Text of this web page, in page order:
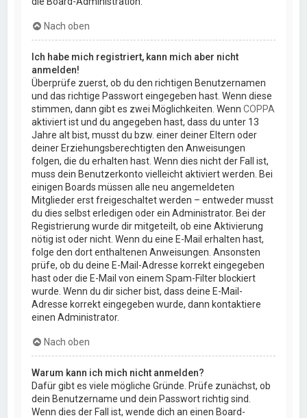
Nach oben
Ich habe mich registriert, kann mich aber nicht
anmelden!
Überprüfe zuerst, ob du den richtigen Benutzernamen
und das richtige Passwort eingegeben hast. Wenn diese
stimmen, dann gibt es zwei Möglichkeiten. WennCOPPA
aktiviert ist und du angegeben hast, dass du unter 13
Jahre alt bist, musst du bzw. einer deiner Eltern oder
deiner Erziehungsberechtigten den Anweisungen
folgen, die du erhalten hast. Wenn dies nicht der Fall ist,
muss dein Benutzerkonto vielleicht aktiviert werden. Bei
einigen Boards müssen alle neu angemeldeten
Mitglieder erst freigeschaltet werden – entweder musst
du dies selbst erledigen oder ein Administrator. Bei der
Registrierung wurde dir mitgeteilt, ob eine Aktivierung
nötig ist oder nicht. Wenn du eine E-Mail erhalten hast,
folge den dort enthaltenen Anweisungen. Ansonsten
prüfe, ob du deine E-Mail-Adresse korrekt eingegeben
hast oder die E-Mail von einem Spam-Filter blockiert
wurde. Wenn du dir sicher bist, dass deine E-Mail-
Adresse korrekt eingegeben wurde, dann kontaktiere
einen Administrator.
Nach oben
Warum kann ich mich nicht anmelden?
Dafür gibt es viele mögliche Gründe. Prüfe zunächst, ob
dein Benutzername und dein Passwort richtig sind.
Wenn dies der Fall ist, wende dich an einen Board-